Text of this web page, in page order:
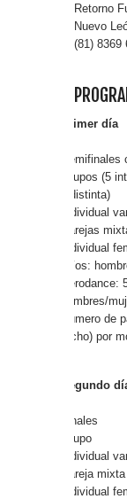
Retorno
Nuevo
(81) 8369
Primer día
Grupos (5
indistinta)
Individual
Parejas
Individual
Tríos:
Aerodance:
hombres/
Número de
(ocho) por
Segundo
Finales
Grupo
Individual
Pareja mixta
Individual